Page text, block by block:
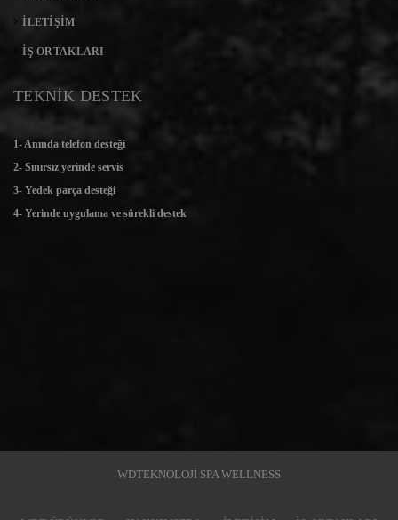
İLETIŞIM
İŞ ORTAKLARI
TEKNİK DESTEK
1- Anında telefon desteği
2- Sınırsız yerinde servis
3- Yedek parça desteği
4- Yerinde uygulama ve sürekli destek
WDTEKNOLOJİ SPA WELLNESS